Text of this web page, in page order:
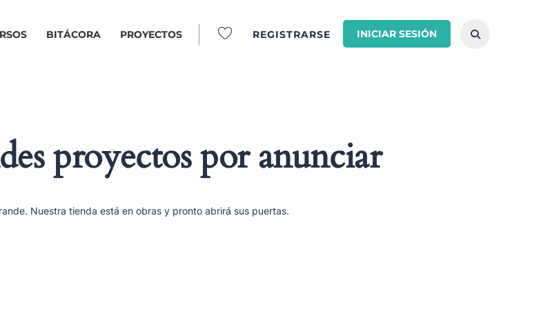
REGISTRARSE INICIAR SESIÓN
BITÁCORA PROYECTOS
proyectos por anunciar
Nuestra tienda está en obras y pronto abrirá sus puertas.